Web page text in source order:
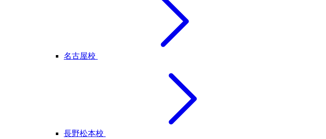
名古屋校
長野松本校